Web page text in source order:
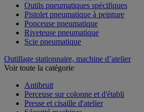
Outils pneumatiques spécifiques
Pistolet pneumatique à peinture
Ponceuse pneumatique
Riveteuse pneumatique
Scie pneumatique
Outillage stationnaire, machine d’atelier
Voir toute la catégorie
Antibruit
Perceuse sur colonne et d'établi
Presse et cisaille d'atelier